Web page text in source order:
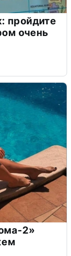
пройдите
очень
2»